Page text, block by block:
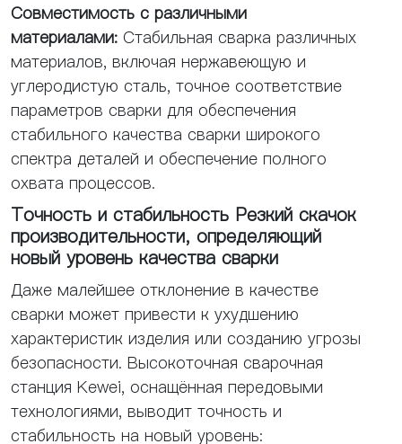
Совместимость с различными
материалами: Стабильная сварка различных
материалов, включая нержавеющую и
углеродистую сталь, точное соответствие
параметров сварки для обеспечения
стабильного качества сварки широкого
спектра деталей и обеспечение полного
охвата процессов.
Точность и стабильность Резкий скачок
производительности, определяющий
новый уровень качества сварки
Даже малейшее отклонение в качестве
сварки может привести к ухудшению
характеристик изделия или созданию угрозы
безопасности. Высокоточная сварочная
станция Kewei, оснащённая передовыми
технологиями, выводит точность и
стабильность на новый уровень: